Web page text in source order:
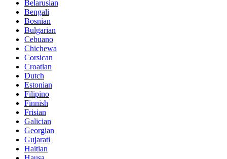
Belarusian
Bengali
Bosnian
Bulgarian
Cebuano
Chichewa
Corsican
Croatian
Dutch
Estonian
Filipino
Finnish
Frisian
Galician
Georgian
Gujarati
Haitian